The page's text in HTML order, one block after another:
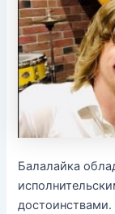
Балалайка